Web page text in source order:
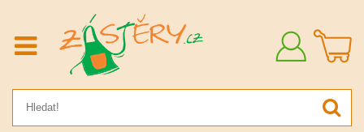
Přihlásit